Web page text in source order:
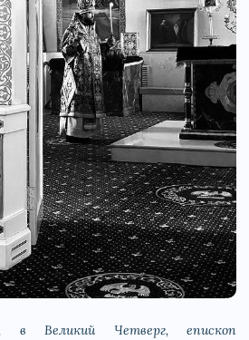
в Великий Четверг, епископ